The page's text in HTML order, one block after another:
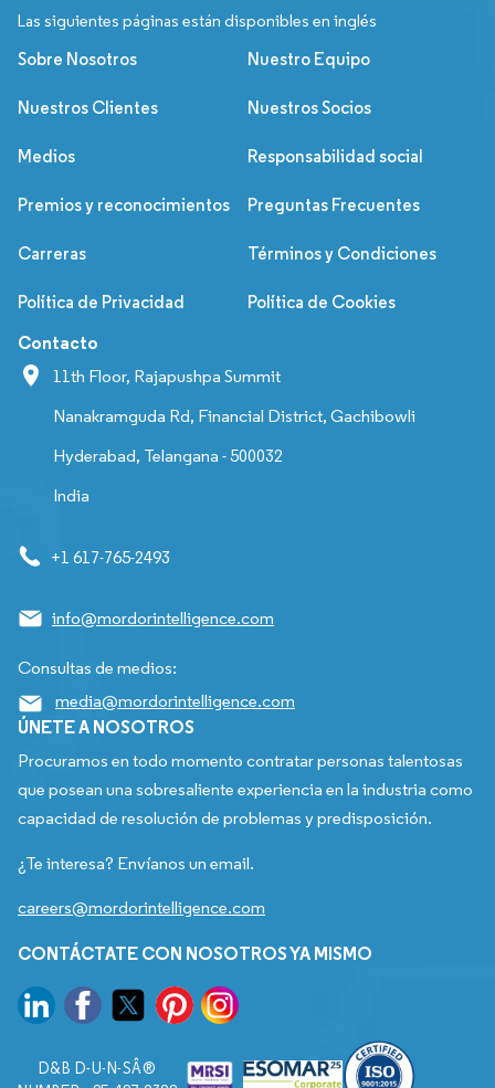
Las siguientes páginas están disponibles en inglés
Sobre Nosotros Nuestro Equipo
Nuestros Clientes Nuestros Socios
Medios Responsabilidad social
Premios y reconocimientos Preguntas Frecuentes
Carreras Términos y Condiciones
Política de Privacidad Política de Cookies
Contacto
11th Floor, Rajapushpa Summit
Nanakramguda Rd, Financial District, Gachibowli
Hyderabad, Telangana - 500032
India
+1 617-765-2493
info@mordorintelligence.com
Consultas de medios:
media@mordorintelligence.com
ÚNETE A NOSOTROS
Procuramos en todo momento contratar personas talentosas
que posean una sobresaliente experiencia en la industria como
capacidad de resolución de problemas y predisposición.
¿Te interesa? Envíanos un email.
careers@mordorintelligence.com
CONTÁCTATE CON NOSOTROS YA MISMO
D&B D-U-N-SÂ®